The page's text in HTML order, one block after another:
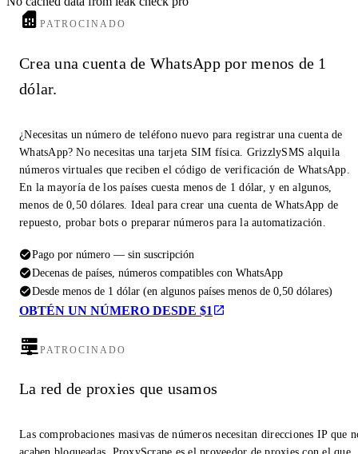
PATROCINADO
Crea una cuenta de WhatsApp por menos de 1
dólar.
¿Necesitas un número de teléfono nuevo para registrar una cuenta de
WhatsApp? No necesitas una tarjeta SIM física. GrizzlySMS alquila
números virtuales que reciben el código de verificación de WhatsApp.
En la mayoría de los países cuesta menos de 1 dólar, y en algunos,
menos de 0,50 dólares. Ideal para crear una cuenta de WhatsApp de
repuesto, probar bots o preparar números para la automatización.
Pago por número — sin suscripción
Decenas de países, números compatibles con WhatsApp
Desde menos de 1 dólar (en algunos países menos de 0,50 dólares)
OBTÉN UN NÚMERO DESDE $1
PATROCINADO
La red de proxies que usamos
Las comprobaciones masivas de números necesitan direcciones IP que